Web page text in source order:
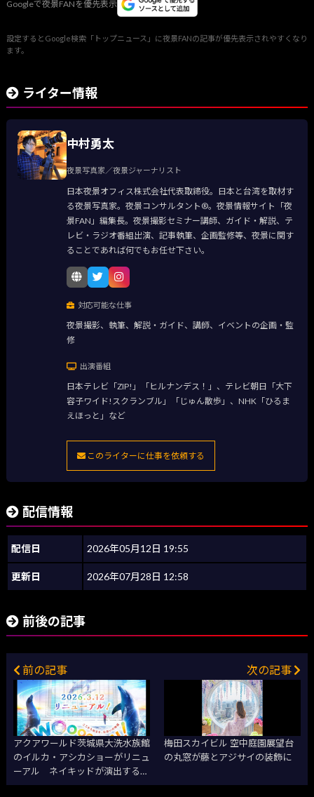
Googleで夜景FANを優先表示
設定するとGoogle検索「トップニュース」に夜景FANの記事が優先表示されやすくなり
ます。
ライター情報
中村勇太
夜景写真家／夜景ジャーナリスト
日本夜景オフィス株式会社代表取締役。日本と台湾を取材す
る夜景写真家。夜景コンサルタント®。夜景情報サイト「夜
景FAN」編集長。夜景撮影セミナー講師、ガイド・解説、テ
レビ・ラジオ番組出演、記事執筆、企画監修等、夜景に関す
ることであれば何でもお任せ下さい。
対応可能な仕事
夜景撮影、執筆、解説・ガイド、講師、イベントの企画・監
修
出演番組
日本テレビ「ZIP!」「ヒルナンデス！」、テレビ朝日「大下
容子ワイド!スクランブル」「じゅん散歩」、NHK「ひるま
えほっと」など
このライターに仕事を依頼する
配信情報
配信日 2026年05月12日 19:55
更新日 2026年07月28日 12:58
前後の記事
前の記事
アクアワールド茨城県大洗水族館
のイルカ・アシカショーがリニュ
ーアル ネイキッドが演出する昼
夜2つのライブが常設
次の記事
梅田スカイビル 空中庭園展望台
の丸窓が藤とアジサイの装飾に